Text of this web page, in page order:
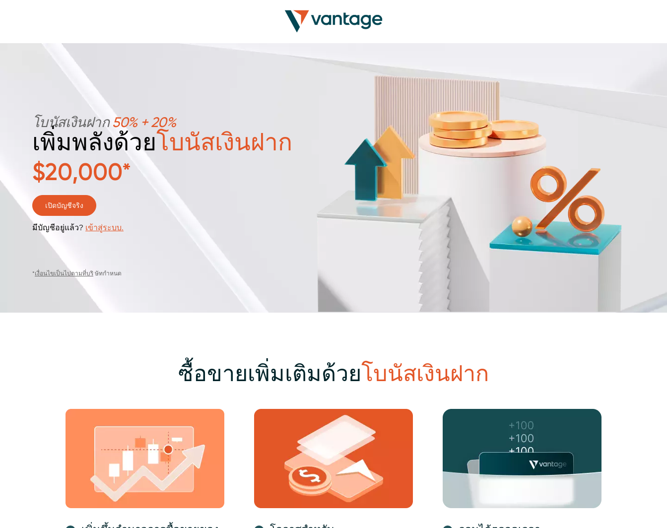
โบนัสเงินฝาก50% + 20%
เพิ่มพลังด้วยโบนัสเงินฝาก
$20,000*
เปิดบัญชีจริง
มีบัญชีอยู่แล้ว? เข้าสู่ระบบ.
*เงื่อนไขเป็นไปตามที่บริ ษัทกำหนด
ซื้อขายเพิ่มเติมด้วยโบนัสเงินฝาก